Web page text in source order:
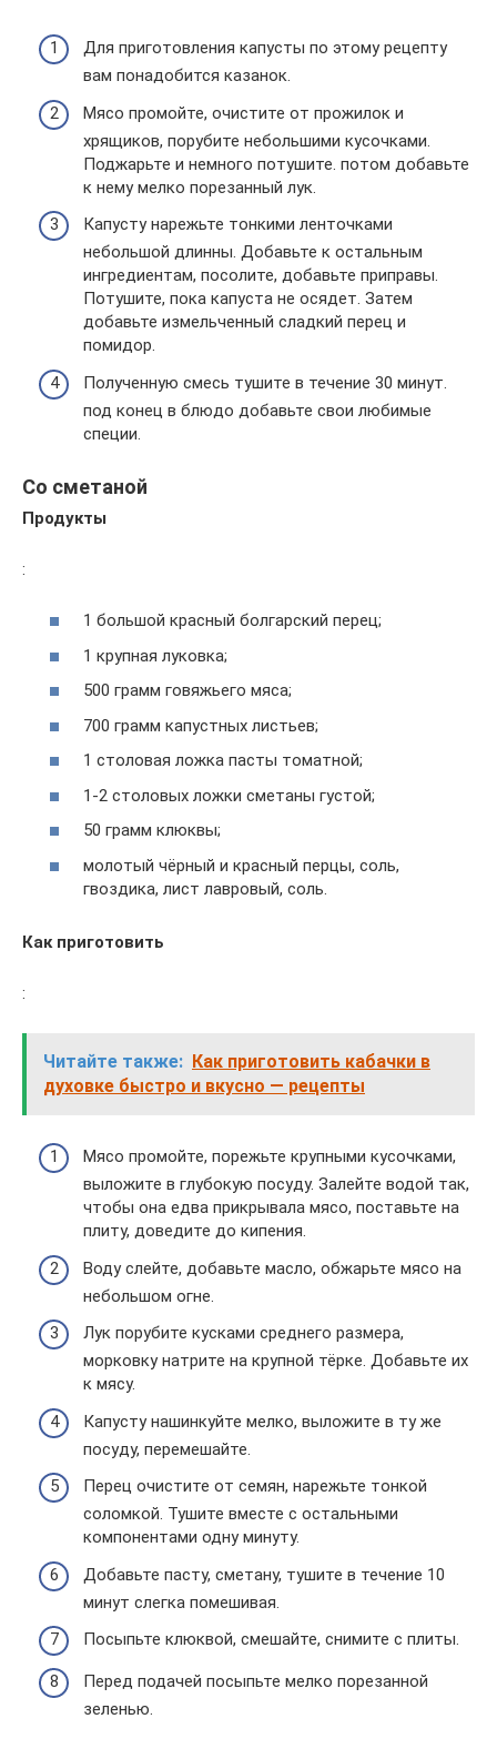
Для приготовления капусты по этому рецепту
вам понадобится казанок.
Мясо промойте, очистите от прожилок и
хрящиков, порубите небольшими кусочками.
Поджарьте и немного потушите. потом добавьте
к нему мелко порезанный лук.
Капусту нарежьте тонкими ленточками
небольшой длинны. Добавьте к остальным
ингредиентам, посолите, добавьте приправы.
Потушите, пока капуста не осядет. Затем
добавьте измельченный сладкий перец и
помидор.
Полученную смесь тушите в течение 30 минут.
под конец в блюдо добавьте свои любимые
специи.
Со сметаной
Продукты
:
1 большой красный болгарский перец;
1 крупная луковка;
500 грамм говяжьего мяса;
700 грамм капустных листьев;
1 столовая ложка пасты томатной;
1-2 столовых ложки сметаны густой;
50 грамм клюквы;
молотый чёрный и красный перцы, соль,
гвоздика, лист лавровый, соль.
Как приготовить
:
Читайте также: Как приготовить кабачки в
духовке быстро и вкусно — рецепты
Мясо промойте, порежьте крупными кусочками,
выложите в глубокую посуду. Залейте водой так,
чтобы она едва прикрывала мясо, поставьте на
плиту, доведите до кипения.
Воду слейте, добавьте масло, обжарьте мясо на
небольшом огне.
Лук порубите кусками среднего размера,
морковку натрите на крупной тёрке. Добавьте их
к мясу.
Капусту нашинкуйте мелко, выложите в ту же
посуду, перемешайте.
Перец очистите от семян, нарежьте тонкой
соломкой. Тушите вместе с остальными
компонентами одну минуту.
Добавьте пасту, сметану, тушите в течение 10
минут слегка помешивая.
Посыпьте клюквой, смешайте, снимите с плиты.
Перед подачей посыпьте мелко порезанной
зеленью.